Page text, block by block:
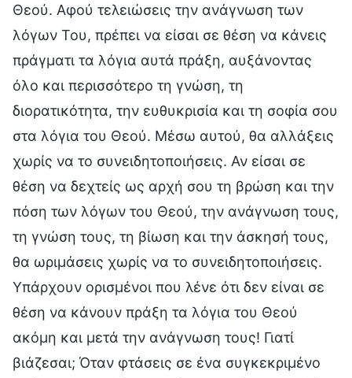
Θεού. Αφού τελειώσεις την ανάγνωση των
λόγων Του, πρέπει να είσαι σε θέση να κάνεις
πράγματι τα λόγια αυτά πράξη, αυξάνοντας
όλο και περισσότερο τη γνώση, τη
διορατικότητα, την ευθυκρισία και τη σοφία σου
στα λόγια του Θεού. Μέσω αυτού, θα αλλάξεις
χωρίς να το συνειδητοποιήσεις. Αν είσαι σε
θέση να δεχτείς ως αρχή σου τη βρώση και την
πόση των λόγων του Θεού, την ανάγνωση τους,
τη γνώση τους, τη βίωση και την άσκησή τους,
θα ωριμάσεις χωρίς να το συνειδητοποιήσεις.
Υπάρχουν ορισμένοι που λένε ότι δεν είναι σε
θέση να κάνουν πράξη τα λόγια του Θεού
ακόμη και μετά την ανάγνωση τους! Γιατί
βιάζεσαι; Όταν φτάσεις σε ένα συγκεκριμένο